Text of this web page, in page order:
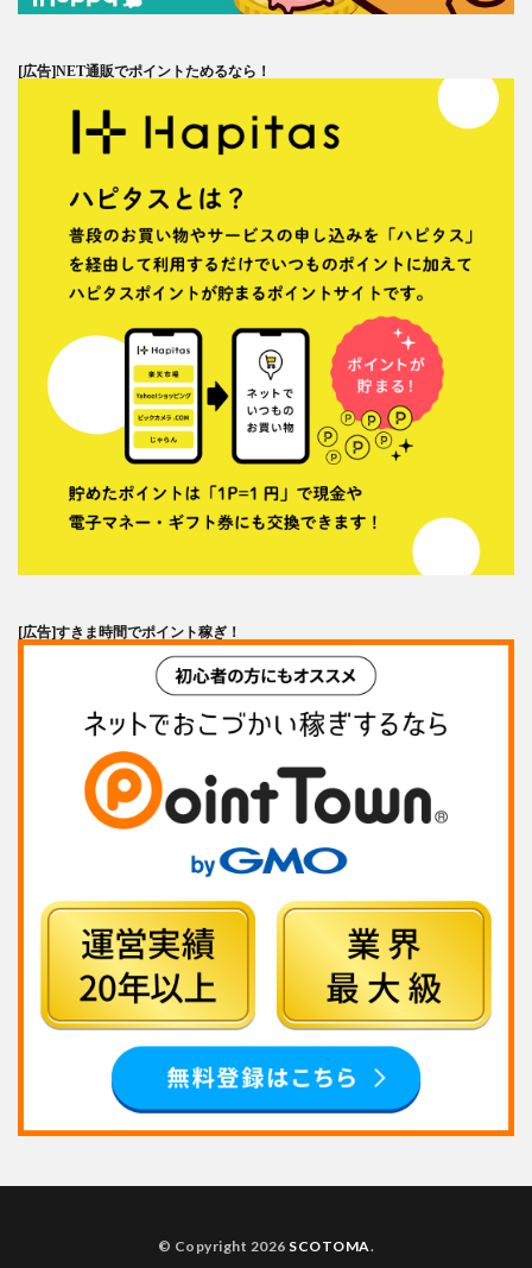
[広告]NET通販でポイントためるなら！
[広告]すきま時間でポイント稼ぎ！
© Copyright 2026 SCOTOMA.